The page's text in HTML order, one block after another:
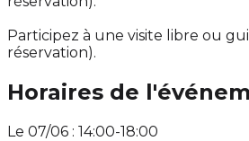
Participez à une visite libre ou
réservation).
Horaires de
Le 07/06 : 14:00-18:00